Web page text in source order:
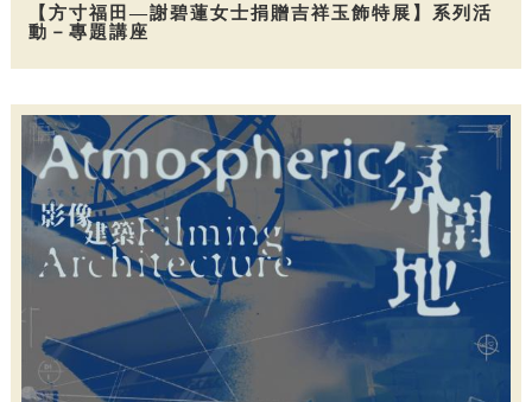
【方寸福田—謝碧蓮女士捐贈吉祥玉飾特展】系列活
動－專題講座